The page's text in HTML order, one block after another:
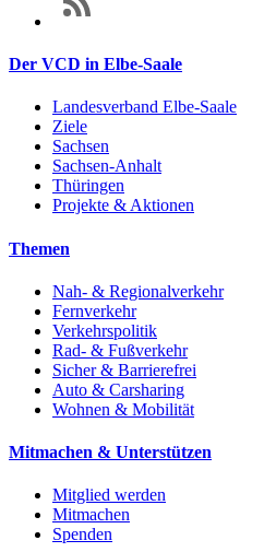
Der VCD in Elbe-Saale
Landesverband Elbe-Saale
Ziele
Sachsen
Sachsen-Anhalt
Thüringen
Projekte & Aktionen
Themen
Nah- & Regionalverkehr
Fernverkehr
Verkehrspolitik
Rad- & Fußverkehr
Sicher & Barrierefrei
Auto & Carsharing
Wohnen & Mobilität
Mitmachen & Unterstützen
Mitglied werden
Mitmachen
Spenden